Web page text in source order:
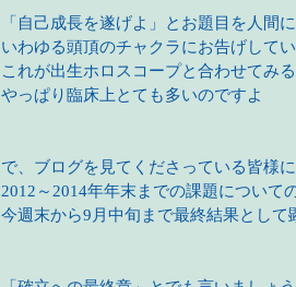
「自己成長を遂げよ」とお題目を人間
いわゆる頭頂のチャクラにお告げして
これが出生ホロスコープと合わせてみ
やっぱり臨床上とても多いのですよ
で、ブログを見てくださっている皆様
2012～2014年年末までの課題について
今週末から9月中旬まで最終結果として